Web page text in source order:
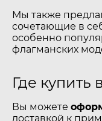
Мы также
сочетающие в
особенно
флагманских
Где купить
Вы можете
доставкой к